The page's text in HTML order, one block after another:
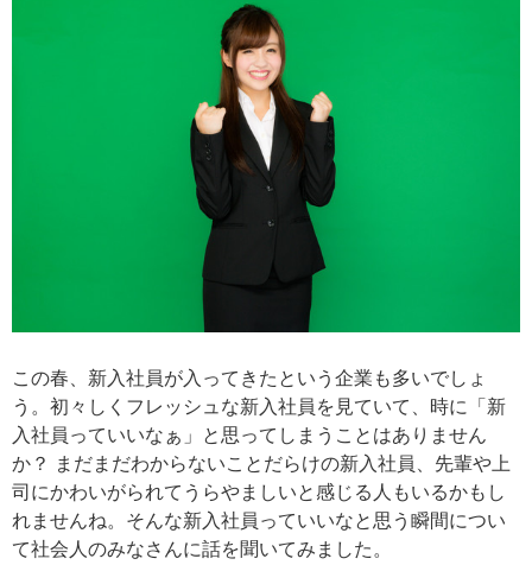
この春、新入社員が入ってきたという企業も多いでしょ
う。初々しくフレッシュな新入社員を見ていて、時に「新
入社員っていいなぁ」と思ってしまうことはありません
か？ まだまだわからないことだらけの新入社員、先輩や上
司にかわいがられてうらやましいと感じる人もいるかもし
れませんね。そんな新入社員っていいなと思う瞬間につい
て社会人のみなさんに話を聞いてみました。